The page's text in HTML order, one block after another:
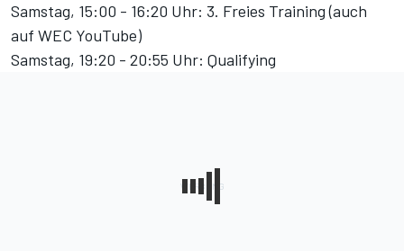
Samstag, 15:00 - 16:20 Uhr: 3. Freies Training (auch
auf WEC YouTube)
Samstag, 19:20 - 20:55 Uhr: Qualifying